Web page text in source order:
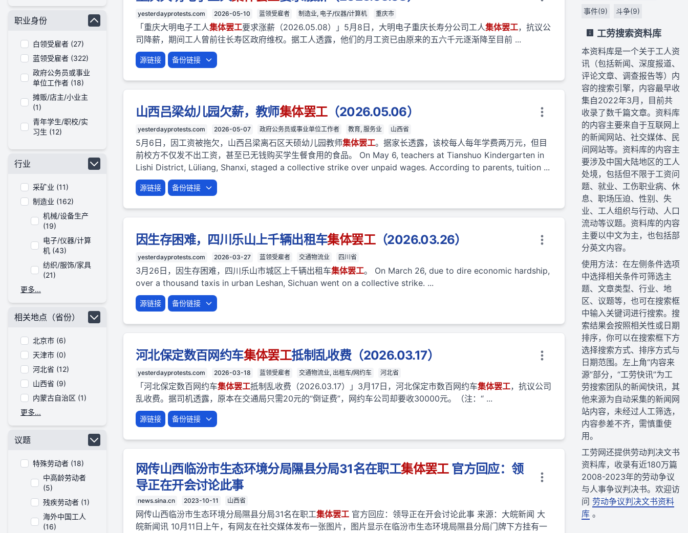
职业身份
白领受雇者 (27)
蓝领受雇者 (322)
政府公务员或事业
单位工作者 (18)
摊贩/店主/小业主
(1)
青年学生/职校/实
习生 (12)
行业
采矿业 (11)
制造业 (162)
机械/设备生产
(19)
电子/仪器/计算
机 (43)
纺织/服饰/家具
(21)
更多...
相关地点（省份）
北京市 (6)
天津市 (0)
河北省 (12)
山西省 (9)
内蒙古自治区 (1)
更多...
议题
特殊劳动者 (18)
中高龄劳动者
(5)
残疾劳动者 (1)
海外中国工人
(16)
yesterdayprotests.com 2026-05-10 蓝领受雇者 制造业, 电子/仪器/计算机 重庆市
「重庆大明电子工人集体罢工要求涨薪（2026.05.08）」5月8日，大明电子重庆长寿分公司工人集体罢工，抗议公
司降薪，期间工人曾前往长寿区政府维权。据工人透露，他们的月工资已由原来的五六千元逐渐降至目前 ...
源链接 备份链接
山西吕梁幼儿园欠薪，教师集体罢工（2026.05.06）
yesterdayprotests.com 2026-05-07 政府公务员或事业单位工作者 教育, 服务业 山西省
5月6日，因工资被拖欠，山西吕梁离石区天硕幼儿园教师集体罢工。据家长透露，该校每人每年学费两万元，但目
前校方不仅发不出工资，甚至已无钱购买学生餐食用的食品。 On May 6, teachers at Tianshuo Kindergarten in
Lishi District, Lüliang, Shanxi, staged a collective strike over unpaid wages. According to parents, tuition ...
源链接 备份链接
因生存困难，四川乐山上千辆出租车集体罢工（2026.03.26）
yesterdayprotests.com 2026-03-27 蓝领受雇者 交通物流业 四川省
3月26日，因生存困难，四川乐山市城区上千辆出租车集体罢工。 On March 26, due to dire economic hardship,
over a thousand taxis in urban Leshan, Sichuan went on a collective strike. ...
源链接 备份链接
河北保定数百网约车集体罢工抵制乱收费（2026.03.17）
yesterdayprotests.com 2026-03-18 蓝领受雇者 交通物流业, 出租车/网约车 河北省
「河北保定数百网约车集体罢工抵制乱收费（2026.03.17）」3月17日，河北保定市数百网约车集体罢工，抗议公司
乱收费。据司机透露，原本在交通局只需20元的“倒证费”，网约车公司却要收30000元。（注：“ ...
源链接 备份链接
网传山西临汾市生态环境分局隰县分局31名在职工集体罢工官方回应：领
导正在开会讨论此事
news.sina.cn 2023-10-11 山西省
网传山西临汾市生态环境分局隰县分局31名在职工集体罢工 官方回应：领导正在开会讨论此事 来源：大皖新闻 大
皖新闻讯 10月11日上午，有网友在社交媒体发布一张图片，图片显示在临汾市生态环境局隰县分局门牌下方挂有一
事件(9) 斗争(9)
工劳搜索资料库
本资料库是一个关于工人资
讯（包括新闻、深度报道、
评论文章、调查报告等）内
容的搜索引擎，内容最早收
集自2022年3月，目前共
收录了数千篇文章。资料库
的内容主要来自于互联网上
的新闻网站、社交媒体、民
间网站等。资料库的内容主
要涉及中国大陆地区的工人
处境，包括但不限于工资问
题、就业、工伤职业病、休
息、职场压迫、性别、失
业、工人组织与行动、人口
流动等议题。资料库的内容
主要以中文为主，也包括部
分英文内容。
使用方法：在左侧条件选项
中选择相关条件可筛选主
题、文章类型、行业、地
区、议题等，也可在搜索框
中输入关键词进行搜索。搜
索结果会按照相关性或日期
排序，你可以在搜索框下方
选择搜索方式、排序方式与
日期范围。左上角“内容来
源”部分，“工劳快讯”为工
劳搜索团队的新闻快讯，其
他来源为自动采集的新闻网
站内容，未经过人工筛选，
内容参差不齐，需慎重使
用。
工劳网还提供劳动判决文书
资料库，收录有近180万篇
2008-2023年的劳动争议
与人事争议判决书。欢迎访
问 劳动争议判决文书资料
库 。